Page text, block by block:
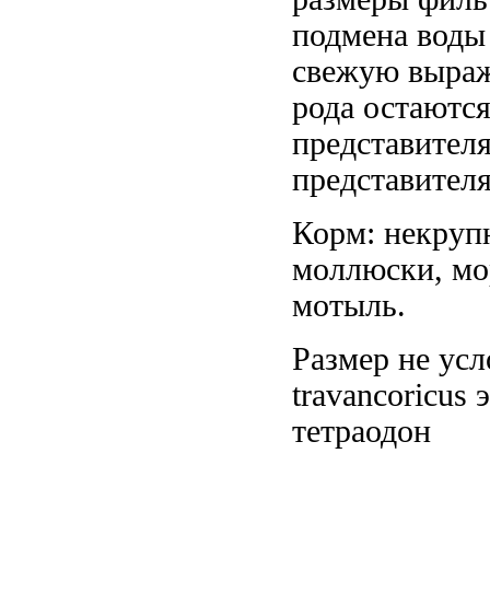
подмена
свежую
рода
Корм:
моллюски,
мотыль.
Размер не
travancoricus
тетраодон